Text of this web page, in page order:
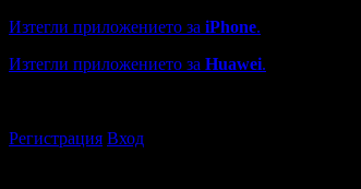
Изтегли приложението за iPhone.
Изтегли приложението за Huawei.
Регистрация Вход